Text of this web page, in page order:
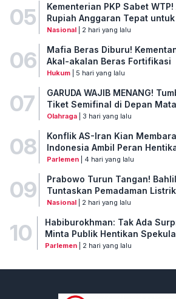
05
Kementerian PKP Sabet
Rupiah Anggaran Tepat
Nasional| 2 hari yang lalu
06
Mafia Beras Diburu!
Akal-akalan Beras Fortifikasi
Hukum| 5 hari yang lalu
07
GARUDA WAJIB MENANG!
Tiket Semifinal di Depan Mata
Olahraga| 3 hari yang lalu
08
Konflik AS-Iran Kian
Indonesia Ambil Peran
Parlemen| 4 hari yang lalu
09
Prabowo Turun Tangan!
Tuntaskan Pemadaman Listrik
Nasional| 2 hari yang lalu
10
Habiburokhman: Tak Ada
Minta Publik Hentikan
Parlemen| 2 hari yang lalu